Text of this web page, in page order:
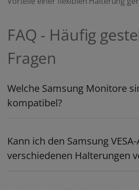
FAQ - Häufig
Fragen
Welche Samsung Monitore
kompatibel?
Kann ich den Samsung
verschiedenen Halterungen